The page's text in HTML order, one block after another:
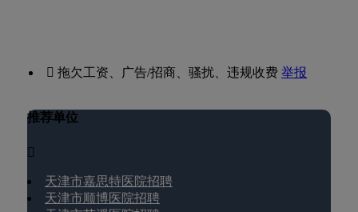
 拖欠工资、广告/招商、骚扰、违规收费举报
推荐单位

天津市嘉思特医院招聘
天津市顺博医院招聘